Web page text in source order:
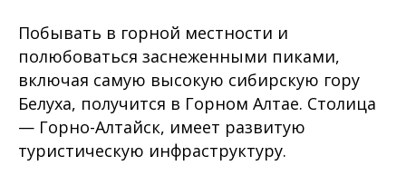
Побывать в горной местности и
полюбоваться заснеженными пиками,
включая самую высокую сибирскую гору
Белуха, получится в Горном Алтае. Столица
— Горно-Алтайск, имеет развитую
туристическую инфраструктуру.